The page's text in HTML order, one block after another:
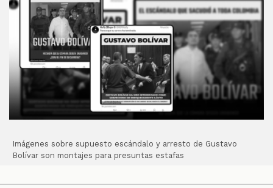
Imágenes sobre supuesto escándalo y arresto de Gustavo
Bolívar son montajes para presuntas estafas